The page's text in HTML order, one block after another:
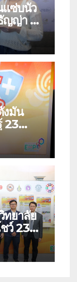
แซ่บนัว
ญญ่า ลิ้ม
มียม
งมั่น
23
ง
ครื่องมือ
ะชาชน
ทยาลัย
ว์ 23
ร้าง
กฤต” ใน
ชาติ